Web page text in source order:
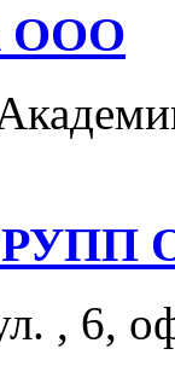
ООО
, 6,